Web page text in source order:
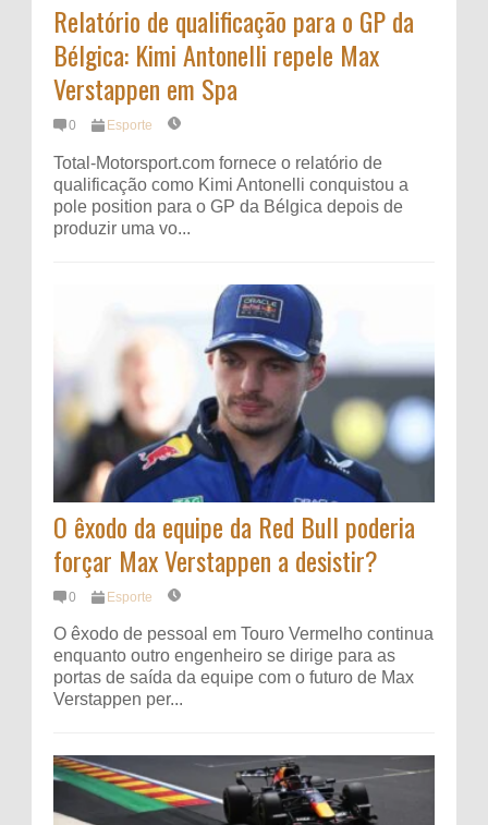
Relatório de qualificação para o GP da
Bélgica: Kimi Antonelli repele Max
Verstappen em Spa
0 Esporte
Total-Motorsport.com fornece o relatório de
qualificação como Kimi Antonelli conquistou a
pole position para o GP da Bélgica depois de
produzir uma vo...
O êxodo da equipe da Red Bull poderia
forçar Max Verstappen a desistir?
0 Esporte
O êxodo de pessoal em Touro Vermelho continua
enquanto outro engenheiro se dirige para as
portas de saída da equipe com o futuro de Max
Verstappen per...